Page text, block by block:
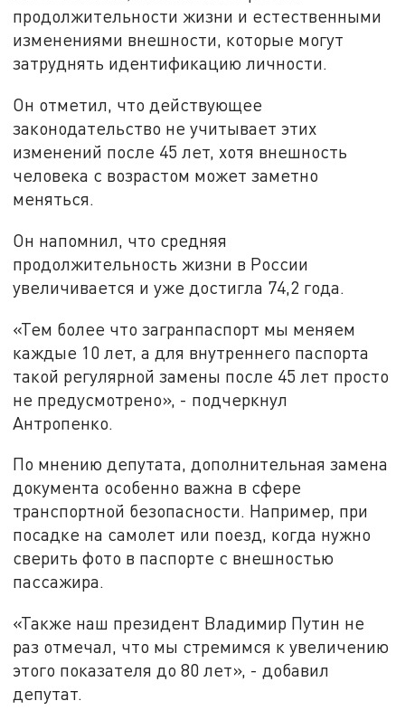
продолжительности жизни и естественными
изменениями внешности, которые могут
затруднять идентификацию личности.
Он отметил, что действующее
законодательство не учитывает этих
изменений после 45 лет, хотя внешность
человека с возрастом может заметно
меняться.
Он напомнил, что средняя
продолжительность жизни в России
увеличивается и уже достигла 74,2 года.
«Тем более что загранпаспорт мы меняем
каждые 10 лет, а для внутреннего паспорта
такой регулярной замены после 45 лет просто
не предусмотрено», - подчеркнул
Антропенко.
По мнению депутата, дополнительная замена
документа особенно важна в сфере
транспортной безопасности. Например, при
посадке на самолет или поезд, когда нужно
сверить фото в паспорте с внешностью
пассажира.
«Также наш президент Владимир Путин не
раз отмечал, что мы стремимся к увеличению
этого показателя до 80 лет», - добавил
депутат.